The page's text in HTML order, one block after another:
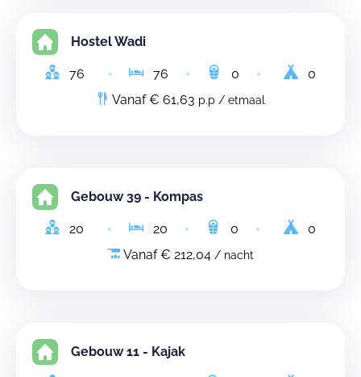
Hostel Wadi
76 76 0
0
Vanaf € 61,63 p.p / etmaal
Gebouw 39 - Kompas
20 20 0
0
Vanaf € 212,04 / nacht
Gebouw 11 - Kajak